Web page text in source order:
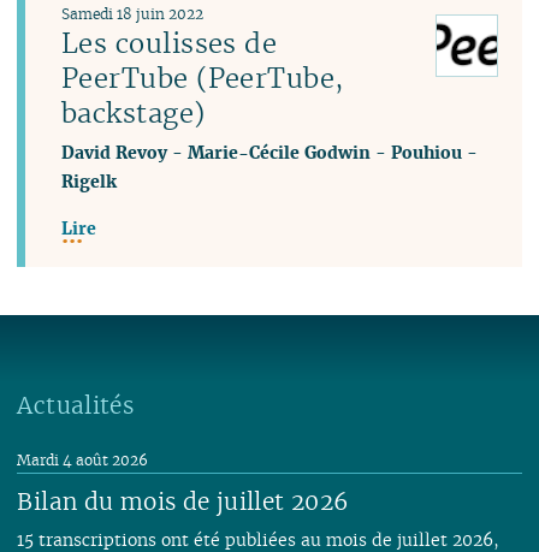
Les coulisses de
PeerTube (PeerTube,
backstage)
Samedi 18 juin 2022
David Revoy-Marie-Cécile Godwin -Pouhiou -
Rigelk
Lire
Actualités
Bilan du mois de juillet 2026
Mardi 4 août 2026
15 transcriptions ont été publiées au mois de juillet 2026,